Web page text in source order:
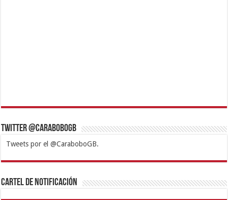
Twitter @CaraboboGB
Tweets por el @CaraboboGB.
1xbetBetturkeyBetistKralbetSupertotobetTipobetMatadorbetMariobet
https://mvbcasino.com/
Cartel de Notificación